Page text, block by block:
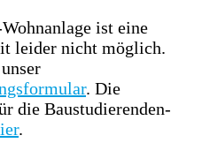
ist eine
leider nicht möglich.
. Die
die Baustudierenden-
.